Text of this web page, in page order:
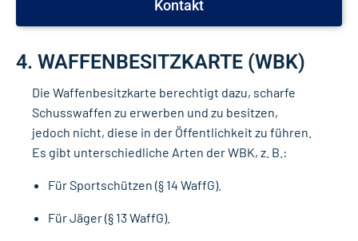
Kontakt
4. WAFFENBESITZKARTE (WBK)
Die Waffenbesitzkarte berechtigt dazu, scharfe
Schusswaffen zu erwerben und zu besitzen,
jedoch nicht, diese in der Öffentlichkeit zu führen.
Es gibt unterschiedliche Arten der WBK, z. B.:
Für Sportschützen (§ 14 WaffG).
Für Jäger (§ 13 WaffG).